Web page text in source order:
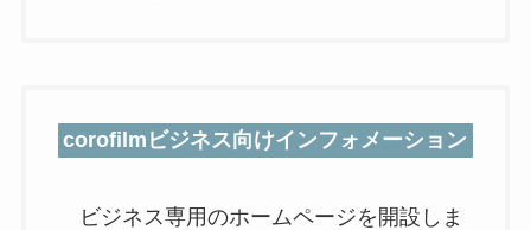
corofilmビジネス向けインフォメーション
ビジネス専用のホームページを開設しま